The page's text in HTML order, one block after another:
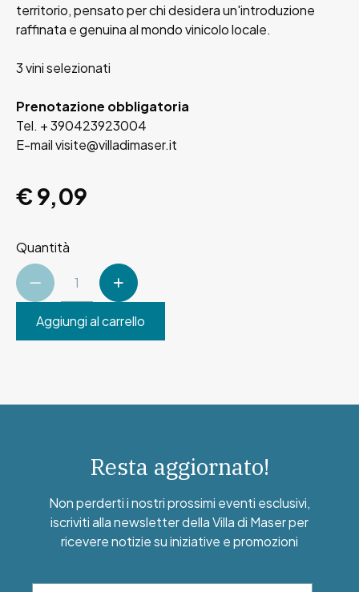
territorio, pensato per chi desidera un'introduzione
raffinata e genuina al mondo vinicolo locale.
3 vini selezionati
Prenotazione obbligatoria
Tel. + 390423923004
E-mail visite@villadimaser.it
€ 9,09
Quantità
Aggiungi al carrello
Resta aggiornato!
Non perderti i nostri prossimi eventi esclusivi,
iscriviti alla newsletter della Villa di Maser per
ricevere notizie su iniziative e promozioni